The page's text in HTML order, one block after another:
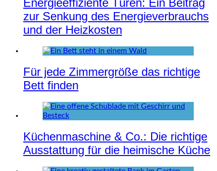
Energieeffiziente Türen: Ein Beitrag
zur Senkung des Energieverbrauchs
und der Heizkosten
Für jede Zimmergröße das richtige
Bett finden
Küchenmaschine & Co.: Die richtige
Ausstattung für die heimische Küche